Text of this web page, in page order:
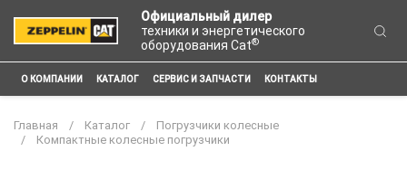
Официальный дилер
техники и энергетического
оборудования Cat®
О КОМПАНИИ КАТАЛОГ СЕРВИС И ЗАПЧАСТИ КОНТАКТЫ
Главная Каталог
Погрузчики колесные
Компактные колесные погрузчики